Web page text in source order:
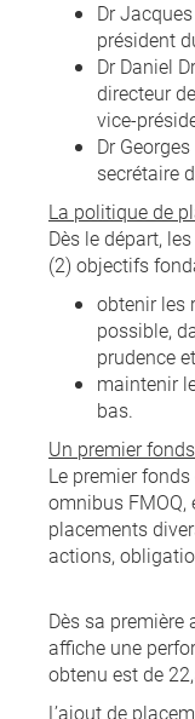
Dr
président
Dr Daniel
directeur
vice-
Dr
secrétaire
La politique de
Dès le départ,
(2) objectifs
obtenir les
possible,
prudence
maintenir
bas.
Un premier
Le premier
omnibus FMOQ,
placements
actions,
Dès sa première
affiche une
obtenu est de
L’ajout de